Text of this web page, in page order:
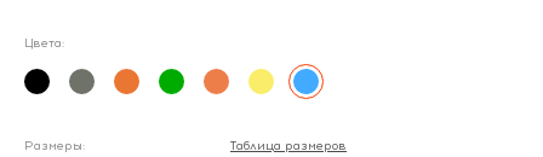
Цвета:
Размеры: Таблица размеров